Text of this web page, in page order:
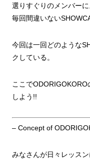
選りすぐりのメンバー
毎回間違いない
今回は一回どのような
クしている。
ここで
しよう!!
– Concept of
みなさんが日々レッス